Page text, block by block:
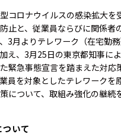
コロナウイルスの感染拡大を
止と、従業員ならびに関係者
3月よりテレワーク（在宅勤
え、3月25日の東京都知事に
緊急事態宣言を踏まえた対応
員を対象としたテレワークを
について、取組み強化の継続
いて